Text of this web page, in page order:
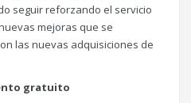
seguir reforzando el servicio
mejoras que se
las nuevas adquisiciones de
gratuito